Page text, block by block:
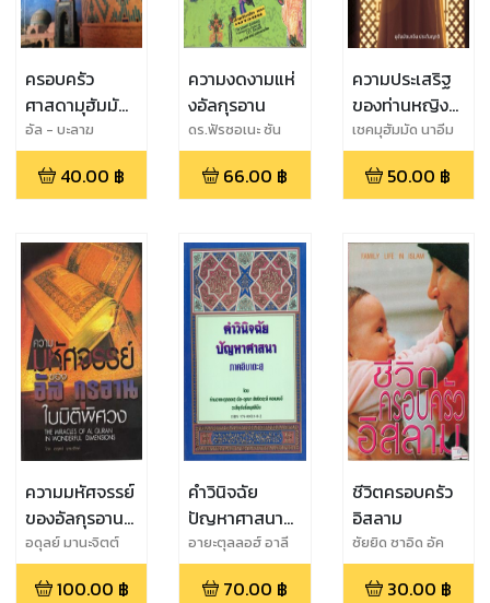
ครอบครัว
ศาสดามุฮัมมัด
ศาสนทูตแห่ง
อิสลาม
อัล - บะลาฆ
40.00 ฿
ความงดงามแห่
งอัลกุรอาน
ดร.ฟัรซอเนะ ซัน
บากี
66.00 ฿
ความประเสริฐ
ของท่านหญิง
คอดีญะฮ์
เชคมุฮัมมัด นาอีม
ประดับญาติ
50.00 ฿
ความมหัศจรรย์
ของอัลกุรอาน
ในมิติพิศวง
อดุลย์ มานะจิตต์
100.00 ฿
คำวินิจฉัย
ปัญหาศาสนา
ภาคอิบาดะฮ์
อายะตุลลอฮ์ อาลี
คอเมเนอี
70.00 ฿
ชีวิตครอบครัว
อิสลาม
ซัยยิด ซาอิด อัค
ตาร ริซวีย์
30.00 ฿